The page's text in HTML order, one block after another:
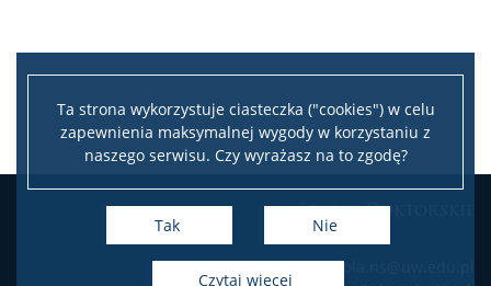
Ta strona wykorzystuje ciasteczka ("cookies") w celu
zapewnienia maksymalnej wygody w korzystaniu z
naszego serwisu. Czy wyrażasz na to zgodę?
Tak Nie
czytaj więcej
Szkoły Doktorskie
e-mail: szkola.ns@uw.edu.pl